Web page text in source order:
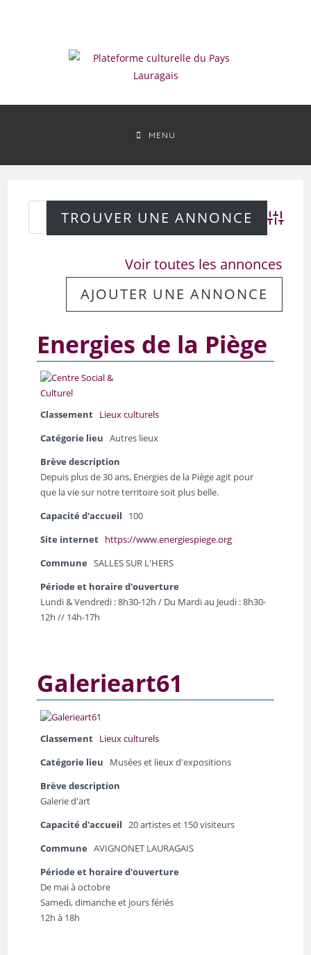
MENU
Voir toutes les annonces
AJOUTER UNE ANNONCE
Energies de la Piège
Classement Lieux culturels
Catégorie lieu
Autres lieux
Brève description
Depuis plus de 30 ans, Energies de la Piège agit pour
que la vie sur notre territoire soit plus belle.
Capacité d'accueil
100
Site internet https://www.energiespiege.org
Commune
SALLES SUR L'HERS
Période et horaire d'ouverture
Lundi & Vendredi : 8h30-12h / Du Mardi au Jeudi : 8h30-
12h // 14h-17h
Galerieart61
Classement Lieux culturels
Catégorie lieu
Musées et lieux d'expositions
Brève description
Galerie d'art
Capacité d'accueil
20 artistes et 150 visiteurs
Commune
AVIGNONET LAURAGAIS
Période et horaire d'ouverture
De mai à octobre
Samedi, dimanche et jours fériés
12h à 18h